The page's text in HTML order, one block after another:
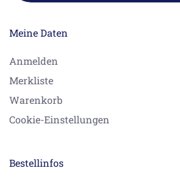
Meine Daten
Anmelden
Merkliste
Warenkorb
Cookie-Einstellungen
Bestellinfos